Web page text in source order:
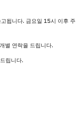
됩니다. 금요일 15시 이후 주
별 연락을 드립니다.
립니다.